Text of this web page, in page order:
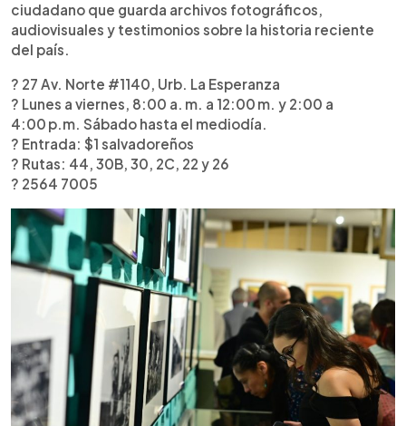
ciudadano que guarda archivos fotográficos,
audiovisuales y testimonios sobre la historia reciente
del país.
? 27 Av. Norte #1140, Urb. La Esperanza
? Lunes a viernes, 8:00 a. m. a 12:00 m. y 2:00 a
4:00 p.m. Sábado hasta el mediodía.
?️ Entrada: $1 salvadoreños
? Rutas: 44, 30B, 30, 2C, 22 y 26
? 2564 7005